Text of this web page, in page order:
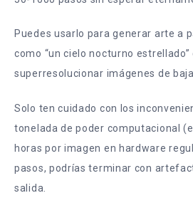
Puedes usarlo para generar arte a
como “un cielo nocturno estrellado”
superresolucionar imágenes de
Solo ten cuidado con los
tonelada de poder computacional
horas por imagen en hardware
pasos, podrías terminar con
salida.